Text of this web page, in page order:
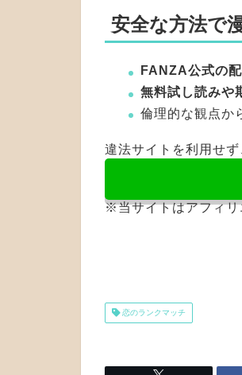
安全な方法で
FANZA公式の
無料試し読みや
倫理的な観点か
違法サイトを利用せ
※当サイトはアフィリ
恋のランクマッチ